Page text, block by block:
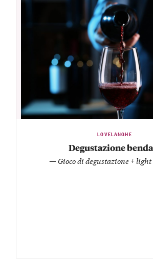
LOVELANGHE
Degustazione
— Gioco di degustazione +